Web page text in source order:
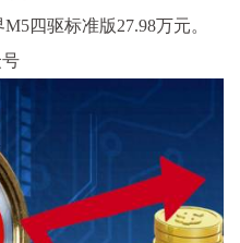
四驱标准版27.98万元。